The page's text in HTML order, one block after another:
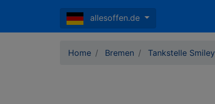
allesoffen.de
Home Bremen Tankstelle Smiley